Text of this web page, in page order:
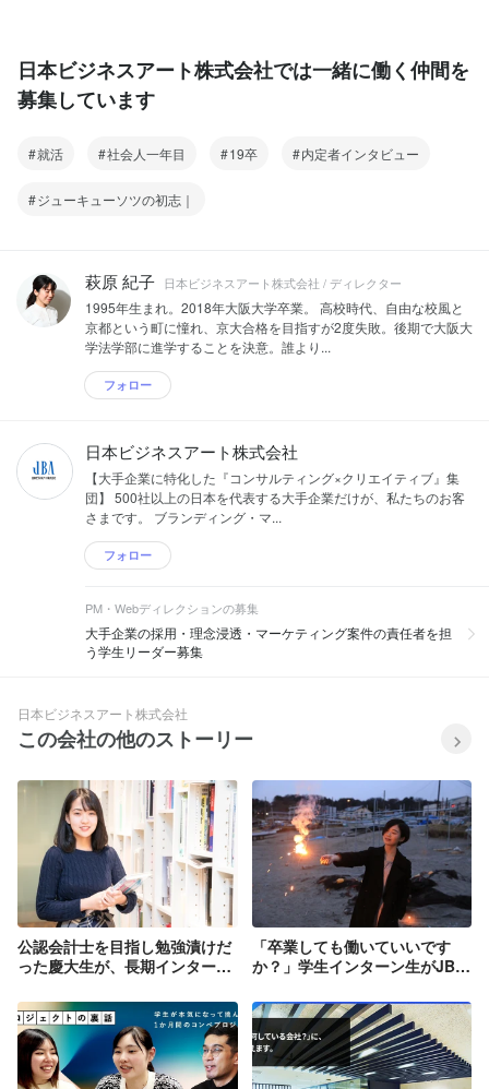
日本ビジネスアート株式会社では一緒に働く仲間を
募集しています
就活 社会人一年目 19卒 内定者インタビュー
ジューキューソツの初志｜
萩原 紀子 日本ビジネスアート株式会社 / ディレクター
1995年生まれ。2018年大阪大学卒業。 高校時代、自由な校風と
京都という町に憧れ、京大合格を目指すが2度失敗。後期で大阪大
学法学部に進学することを決意。誰より...
フォロー
日本ビジネスアート株式会社
【大手企業に特化した『コンサルティング×クリエイティブ』集
団】 500社以上の日本を代表する大手企業だけが、私たちのお客
さまです。 ブランディング・マ...
フォロー
PM・Webディレクションの募集
大手企業の採用・理念浸透・マーケティング案件の責任者を担
う学生リーダー募集
日本ビジネスアート株式会社
この会社の他のストーリー
公認会計士を目指し勉強漬けだ
った慶大生が、長期インターン
「卒業しても働いていいです
か？」学生インターン生がJBA